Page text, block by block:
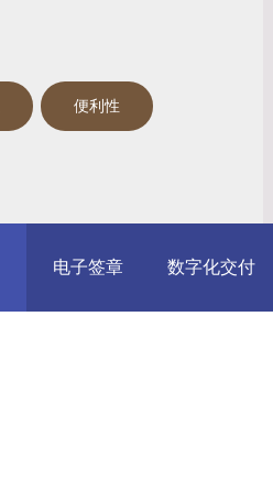
便利性
电子签章 数字化交付